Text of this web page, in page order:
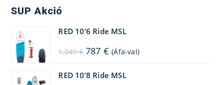
SUP Akció
RED 10’6 Ride MSL
1.049€ Original
price
1.049 €.
787 € Current
price
(Áfa-val)
RED 10’8 Ride MSL